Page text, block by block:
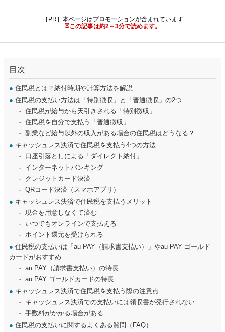
［PR］本ページはプロモーションが含まれています
⏳この記事は約2～3分で読めます。
目次
● 住民税とは？納付時期や計算方法を解説
● 住民税の支払い方法は「特別徴収」と「普通徴収」の2つ
住民税が給与から天引きされる「特別徴収」
住民税を自分で支払う「普通徴収」
副業など給与以外の収入がある場合の住民税はどうなる？
● キャッシュレス決済で住民税を支払う4つの方法
口座引落としによる「ダイレクト納付」
インターネットバンキング
クレジットカード決済
QRコード決済（スマホアプリ）
● キャッシュレス決済で住民税を支払うメリット
現金を用意しなくて済む
いつでもオンラインで支払える
ポイント還元を受けられる
● 住民税の支払いは「au PAY（請求書支払い）」やau PAY ゴールド
カードがおすすめ
au PAY（請求書支払い）の特長
au PAY ゴールドカードの特長
● キャッシュレス決済で住民税を支払う際の注意点
キャッシュレス決済での支払いには領収書が発行されない
手数料がかかる場合がある
● 住民税の支払いに関するよくある質問（FAQ）